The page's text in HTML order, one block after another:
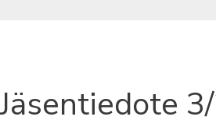
Jäsentiedote